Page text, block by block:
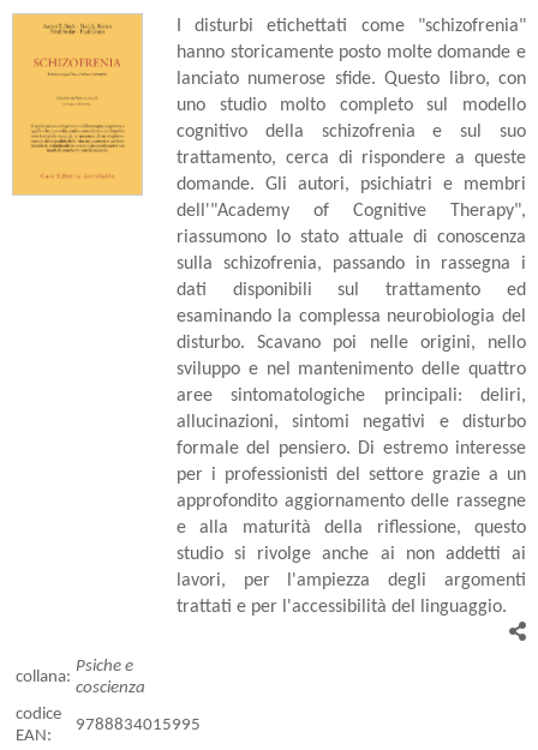
I disturbi etichettati come "schizofrenia"
hanno storicamente posto molte domande e
lanciato numerose sfide. Questo libro, con
uno studio molto completo sul modello
cognitivo della schizofrenia e sul suo
trattamento, cerca di rispondere a queste
domande. Gli autori, psichiatri e membri
dell'"Academy of Cognitive Therapy",
riassumono lo stato attuale di conoscenza
sulla schizofrenia, passando in rassegna i
dati disponibili sul trattamento ed
esaminando la complessa neurobiologia del
disturbo. Scavano poi nelle origini, nello
sviluppo e nel mantenimento delle quattro
aree sintomatologiche principali: deliri,
allucinazioni, sintomi negativi e disturbo
formale del pensiero. Di estremo interesse
per i professionisti del settore grazie a un
approfondito aggiornamento delle rassegne
e alla maturità della riflessione, questo
studio si rivolge anche ai non addetti ai
lavori, per l'ampiezza degli argomenti
trattati e per l'accessibilità del linguaggio.
collana:
Psiche e
coscienza
codice
EAN:
9788834015995